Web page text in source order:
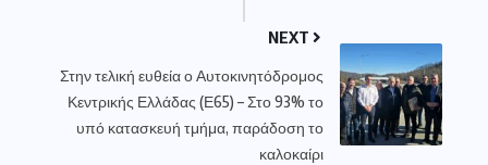
NEXT
Στην τελική ευθεία ο Αυτοκινητόδρομος
Κεντρικής Ελλάδας (Ε65) – Στο 93% το
υπό κατασκευή τμήμα, παράδοση το
καλοκαίρι